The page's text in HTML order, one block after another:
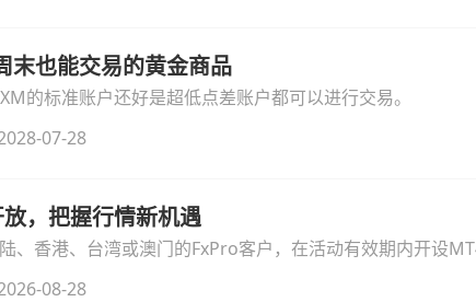
末也能交易的黄金商品
的标准账户还好是超低点差账户都可以进行交易。
07-28
，把握行情新机遇
、香港、台湾或澳门的FxPro客户，在活动有效期内开设
需额外复杂操作。
08-28